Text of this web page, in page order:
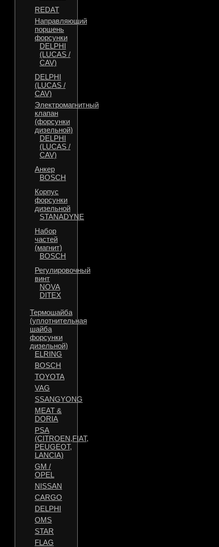
REDAT
Направляющий
поршень
форсунки
DELPHI
(LUCAS /
CAV)
DELPHI
(LUCAS /
CAV)
Электромагнитный
клапан
(форсунки
дизельной)
DELPHI
(LUCAS /
CAV)
Анкер
BOSCH
Корпус
форсунки
дизельной
STANADYNE
Набор
частей
(магнит)
BOSCH
Регулировочный
винт
NOVA
DITEX
Термошайба
(уплотнительная
шайба
форсунки
дизельной)
ELRING
BOSCH
TOYOTA
VAG
SSANGYONG
MEAT &
DORIA
PSA
(CITROEN,FIAT,
PEUGEOT,
LANCIA)
GM /
OPEL
NISSAN
CARGO
DELPHI
OMS
STAR
FLAG